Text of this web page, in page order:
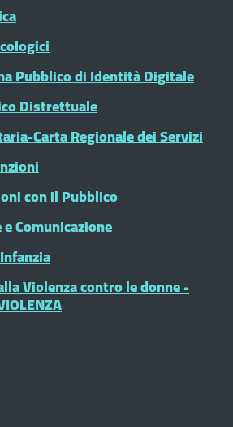
Pubblico di Identità Digitale
Distrettuale
Carta Regionale dei Servizi
con il Pubblico
Comunicazione
Violenza contro le donne -